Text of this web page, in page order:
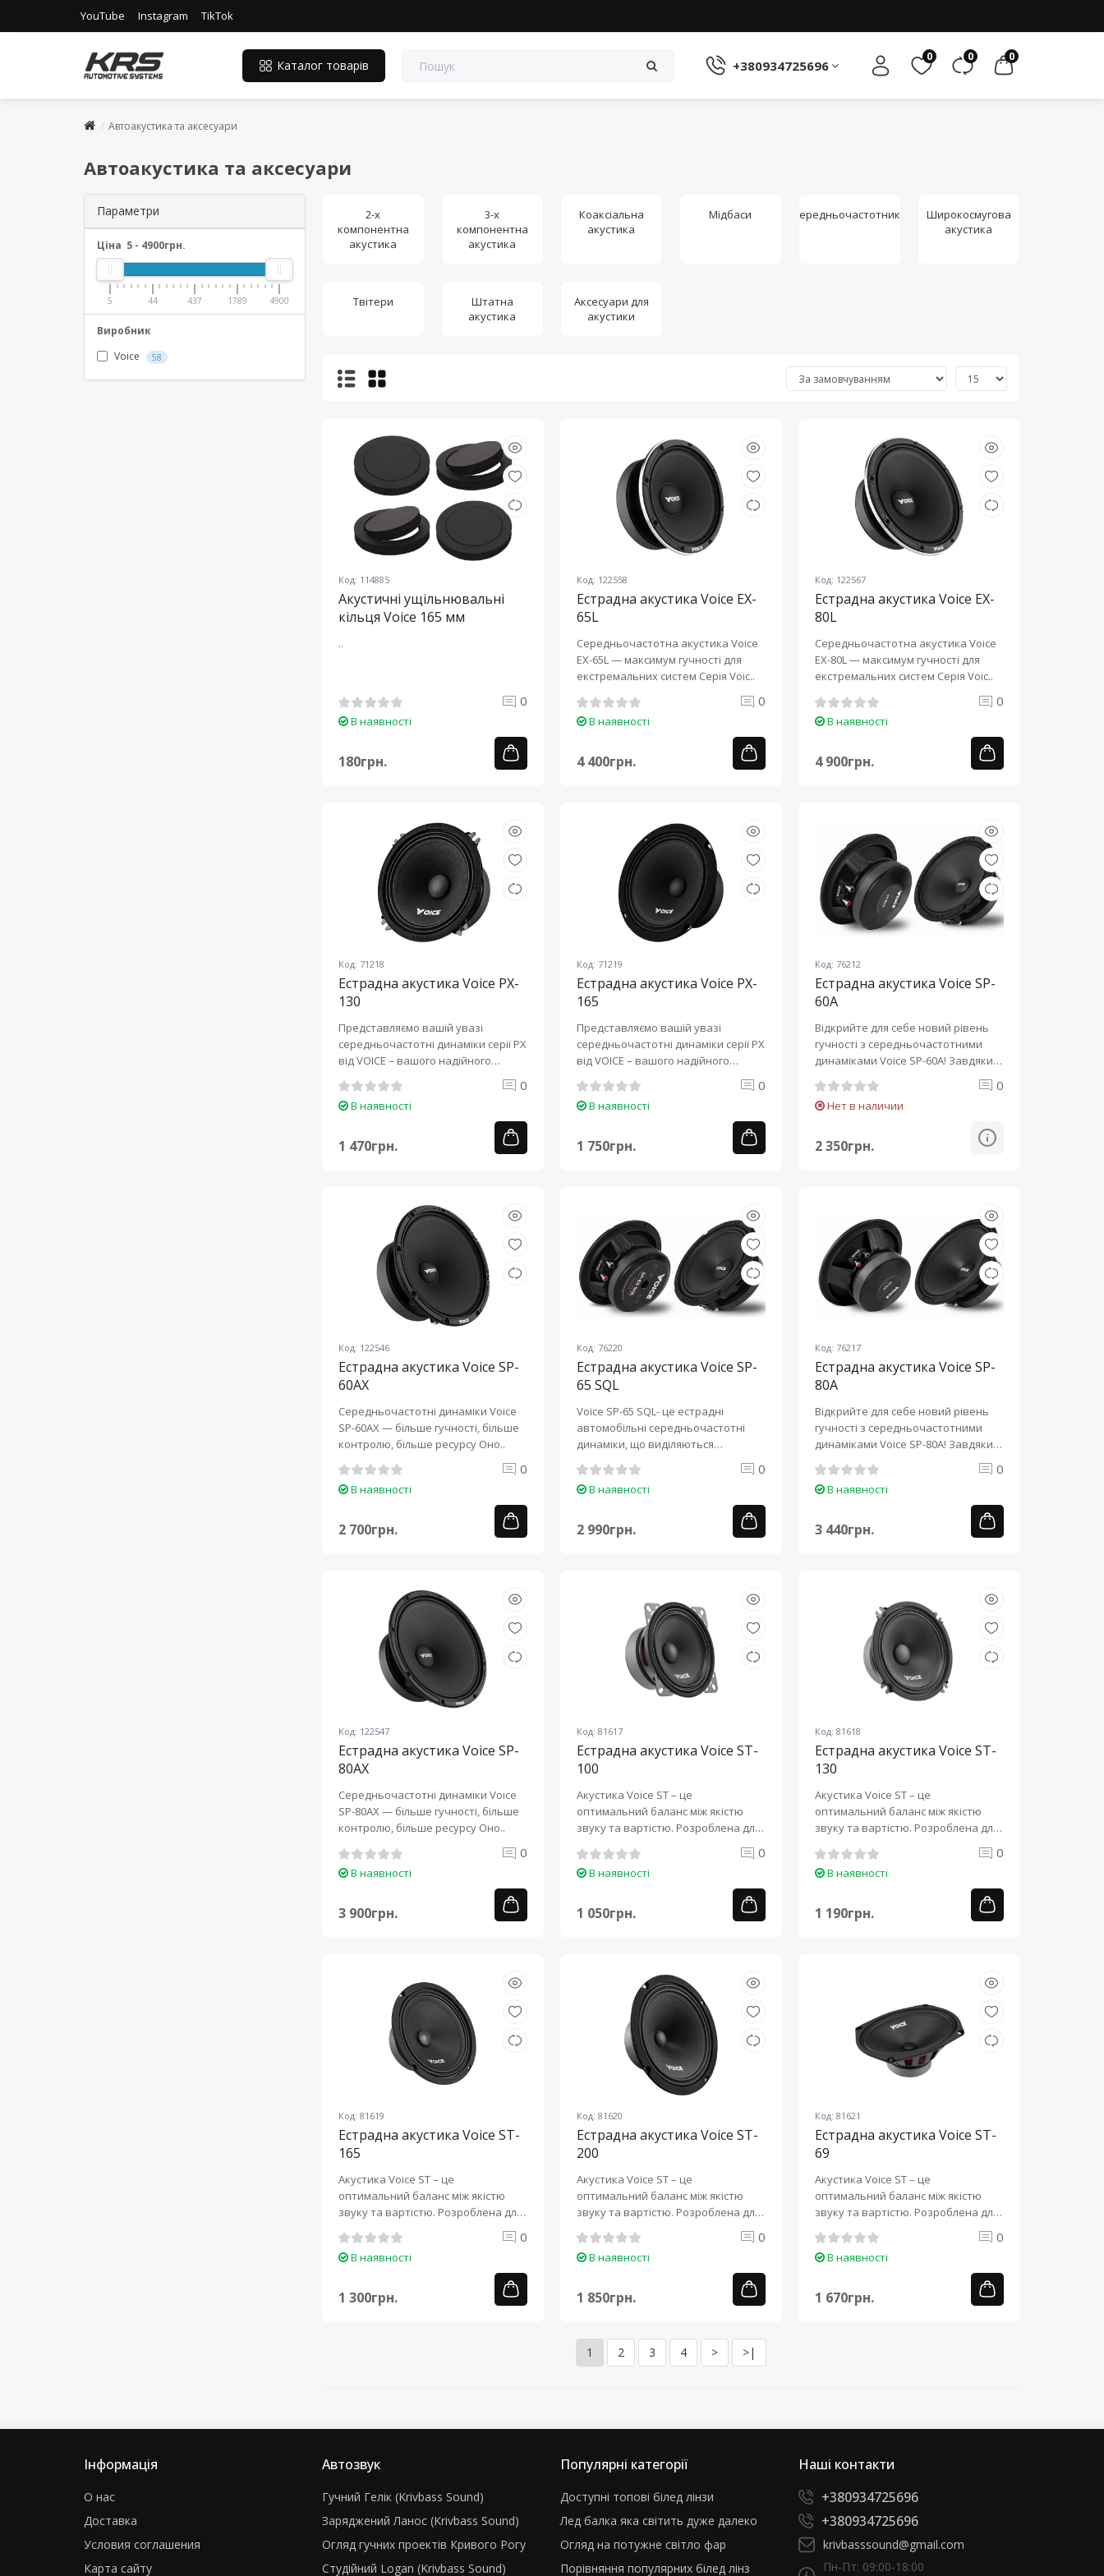
YouTube Instagram TikTok
Каталог товарів +380934725696
0 0 0
Автоакустика та аксесуари
Автоакустика та аксесуари
Параметри
Ціна 5 - 4900грн.
5 44 437 1789 4900
Виробник
Voice
58
2-х
компонентна
акустика
3-х
компонентна
акустика
Коаксіальна
акустика
Мідбаси Середньочастотники
Широкосмугова
акустика
Твітери
Штатна
акустика
Аксесуари для
акустики
Код: 114885
Акустичні ущільнювальні
кільця Voice 165 мм
..
0
В наявності
180грн.
Код: 122558
Естрадна акустика Voice EX-
65L
Середньочастотна акустика Voice
EX-65L — максимум гучності для
екстремальних систем Серія Voic..
0
В наявності
4 400грн.
Код: 122567
Естрадна акустика Voice EX-
80L
Середньочастотна акустика Voice
EX-80L — максимум гучності для
екстремальних систем Серія Voic..
0
В наявності
4 900грн.
Код: 71218
Естрадна акустика Voice PX-
130
Представляємо вашій увазі
середньочастотні динаміки серії PX
від VOICE – вашого надійного
0
В наявності
1 470грн.
Код: 71219
Естрадна акустика Voice PX-
165
Представляємо вашій увазі
середньочастотні динаміки серії PX
від VOICE – вашого надійного
0
В наявності
1 750грн.
Код: 76212
Естрадна акустика Voice SP-
60A
Відкрийте для себе новий рівень
гучності з середньочастотними
динаміками Voice SP-60A! Завдяки
0
Нет в наличии
2 350грн.
Код: 122546
Естрадна акустика Voice SP-
60AX
Середньочастотні динаміки Voice
SP-60AX — більше гучності, більше
контролю, більше ресурсу Оно..
0
В наявності
2 700грн.
Код: 76220
Естрадна акустика Voice SP-
65 SQL
Voice SP-65 SQL- це естрадні
автомобільні середньочастотні
динаміки, що виділяються
0
В наявності
2 990грн.
Код: 76217
Естрадна акустика Voice SP-
80A
Відкрийте для себе новий рівень
гучності з середньочастотними
динаміками Voice SP-80A! Завдяки
0
В наявності
3 440грн.
Код: 122547
Естрадна акустика Voice SP-
80AX
Середньочастотні динаміки Voice
SP-80AX — більше гучності, більше
контролю, більше ресурсу Оно..
0
В наявності
3 900грн.
Код: 81617
Естрадна акустика Voice ST-
100
Акустика Voice ST – це
оптимальний баланс між якістю
звуку та вартістю. Розроблена для
0
В наявності
1 050грн.
Код: 81618
Естрадна акустика Voice ST-
130
Акустика Voice ST – це
оптимальний баланс між якістю
звуку та вартістю. Розроблена для
0
В наявності
1 190грн.
Код: 81619
Естрадна акустика Voice ST-
165
Акустика Voice ST – це
оптимальний баланс між якістю
звуку та вартістю. Розроблена для
0
В наявності
1 300грн.
Код: 81620
Естрадна акустика Voice ST-
200
Акустика Voice ST – це
оптимальний баланс між якістю
звуку та вартістю. Розроблена для
0
В наявності
1 850грн.
Код: 81621
Естрадна акустика Voice ST-
69
Акустика Voice ST – це
оптимальний баланс між якістю
звуку та вартістю. Розроблена для
0
В наявності
1 670грн.
1 2 3 4 > >|
Інформація
О нас
Доставка
Условия соглашения
Карта сайту
Автозвук
Гучний Гелік (Krivbass Sound)
Заряджений Ланос (Krivbass Sound)
Огляд гучних проектів Кривого Рогу
Студійний Logan (Krivbass Sound)
Популярні категорії
Доступні топові білед лінзи
Лед балка яка світить дуже далеко
Огляд на потужне світло фар
Порівняння популярних білед лінз
Наші контакти
+380934725696
+380934725696
krivbasssound@gmail.com
Пн-Пт: 09:00-18:00